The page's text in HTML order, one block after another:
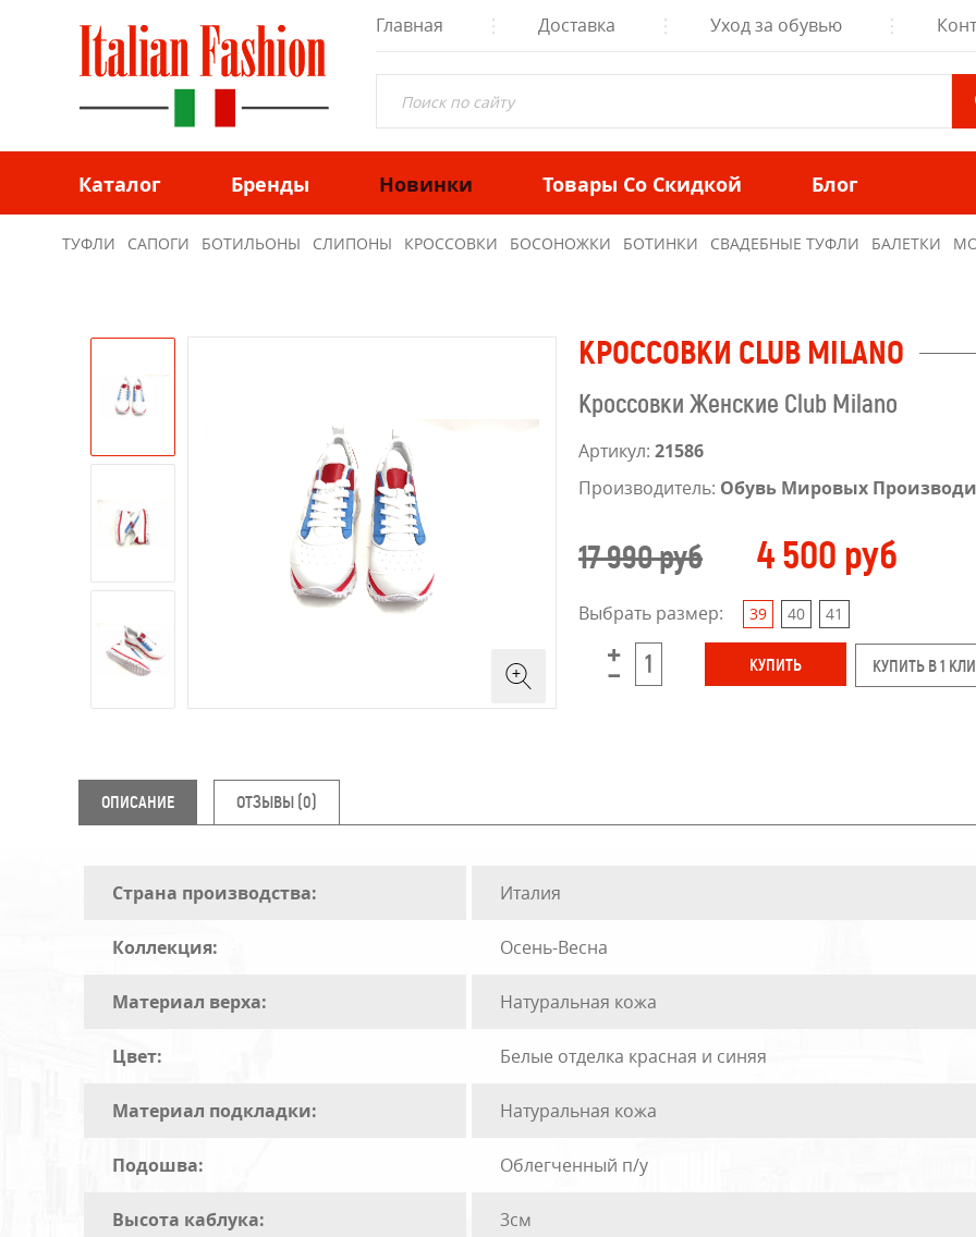
Главная Доставка Уход за обувью
Каталог Бренды Новинки Товары Со Скидкой Блог
ТУФЛИ САПОГИ БОТИЛЬОНЫ СЛИПОНЫ КРОССОВКИ БОСОНОЖКИ БОТИНКИ СВАДЕБНЫЕ ТУФЛИ БАЛЕТКИ
КРОССОВКИ CLUB MILANO
Кроссовки Женские Club Milano
Артикул: 21586
Производитель: Обувь Мировых
17 990 руб 4 500 руб
Выбрать размер: 39 40 41
КУПИТЬ В 1
ОПИСАНИЕ ОТЗЫВЫ (0)
Страна производства: Италия
Коллекция: Осень-Весна
Материал верха: Натуральная кожа
Цвет: Белые отделка красная и синяя
Материал подкладки: Натуральная кожа
Подошва: Облегченный п/у
Высота каблука: 3см